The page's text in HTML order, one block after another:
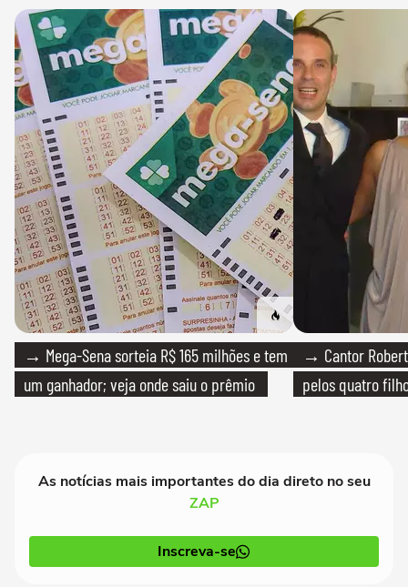
→ Mega-Sena sorteia R$ 165 milhões e tem
um ganhador; veja onde saiu o prêmio
→ Cantor
pelos quatro
As notícias mais importantes do dia direto no seu
ZAP
Inscreva-se